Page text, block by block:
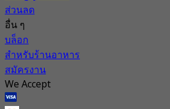
ส่วนลด
อื่น ๆ
บล็อก
สำหรับร้านอาหาร
สมัครงาน
We Accept